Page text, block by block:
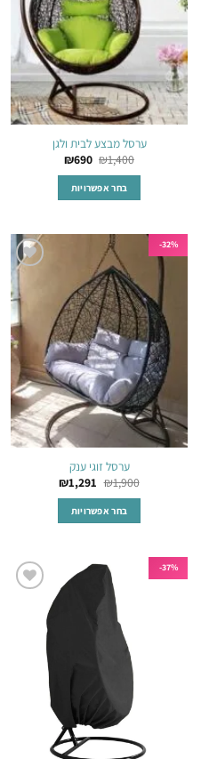
ערסל מבצע לבית ולגן
₪1,400
₪690
בחר אפשרויות
מספר
סוגים.
ניתן
לבחור
את
האפשרויות
בעמוד
המוצר
32%-
המשאלות
ערסל זוגי ענק
₪1,900
₪1,291
בחר אפשרויות
יש
סוגים.
ניתן
את
האפשרויות
המוצר
37%-
לרשימת
המשאלות